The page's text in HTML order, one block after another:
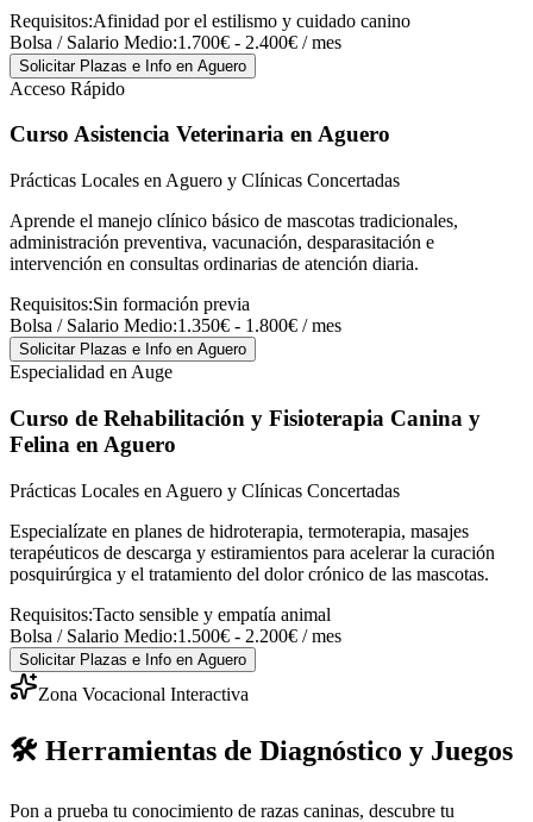
Requisitos:Afinidad por el estilismo y cuidado canino
Bolsa / Salario Medio:1.700€ - 2.400€ / mes
Solicitar Plazas e Info en Aguero
Acceso Rápido
Curso Asistencia Veterinaria en Aguero
Prácticas Locales en Aguero y Clínicas Concertadas
Aprende el manejo clínico básico de mascotas tradicionales,
administración preventiva, vacunación, desparasitación e
intervención en consultas ordinarias de atención diaria.
Requisitos:Sin formación previa
Bolsa / Salario Medio:1.350€ - 1.800€ / mes
Solicitar Plazas e Info en Aguero
Especialidad en Auge
Curso de Rehabilitación y Fisioterapia Canina y
Felina en Aguero
Prácticas Locales en Aguero y Clínicas Concertadas
Especialízate en planes de hidroterapia, termoterapia, masajes
terapéuticos de descarga y estiramientos para acelerar la curación
posquirúrgica y el tratamiento del dolor crónico de las mascotas.
Requisitos:Tacto sensible y empatía animal
Bolsa / Salario Medio:1.500€ - 2.200€ / mes
Solicitar Plazas e Info en Aguero
Zona Vocacional Interactiva
🛠️ Herramientas de Diagnóstico y Juegos
Pon a prueba tu conocimiento de razas caninas, descubre tu